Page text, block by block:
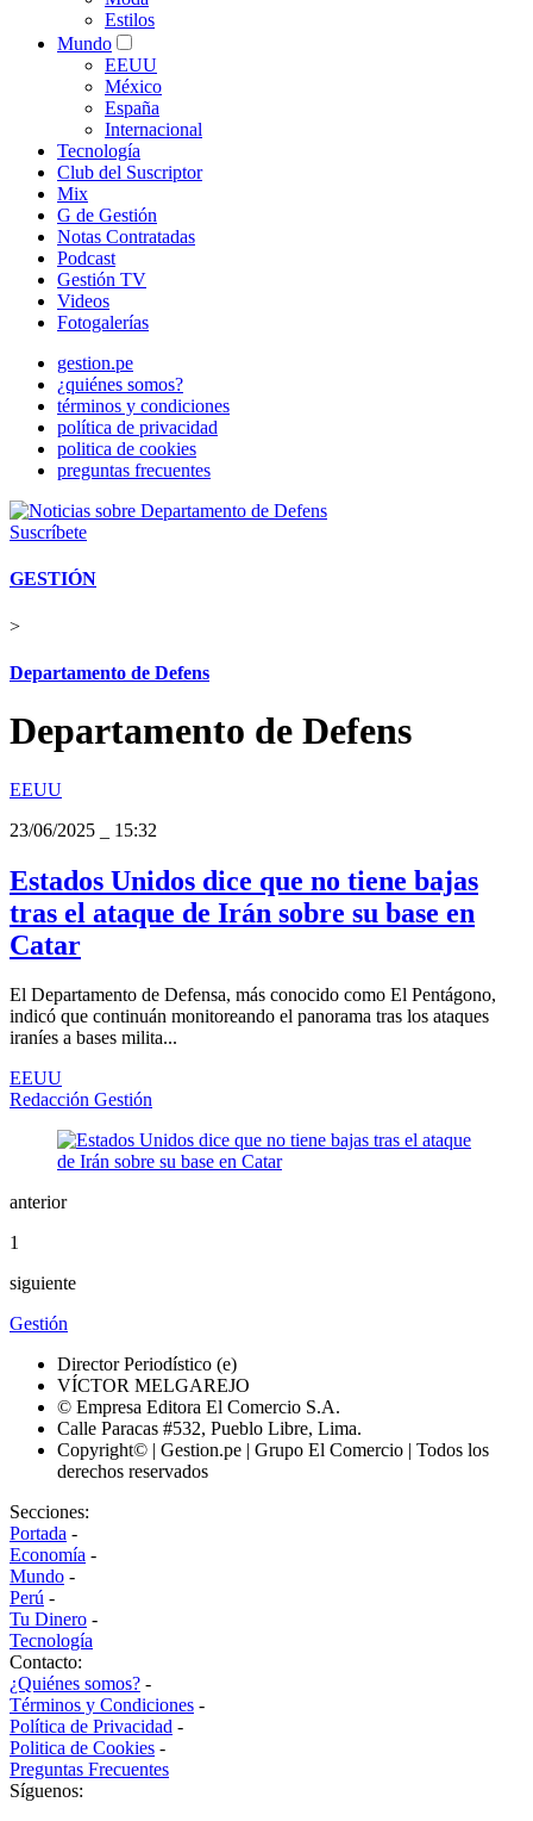
Estilos
Mundo
EEUU
México
España
Internacional
Tecnología
Club del Suscriptor
Mix
G de Gestión
Notas Contratadas
Podcast
Gestión TV
Videos
Fotogalerías
gestion.pe
¿quiénes somos?
términos y condiciones
política de privacidad
politica de cookies
preguntas frecuentes
Suscríbete
GESTIÓN
>
Departamento de Defens
Departamento de Defens
EEUU
23/06/2025
15:32
Estados Unidos dice que no tiene bajas
tras el ataque de Irán sobre su base en
Catar
El Departamento de Defensa, más conocido como El Pentágono,
indicó que continuán monitoreando el panorama tras los ataques
iraníes a bases milita...
EEUU
Redacción Gestión
anterior
1
siguiente
Gestión
Director Periodístico (e)
VÍCTOR MELGAREJO
© Empresa Editora El Comercio S.A.
Calle Paracas #532, Pueblo Libre, Lima.
Copyright© | Gestion.pe | Grupo El Comercio | Todos los
derechos reservados
Secciones:
Portada -
Economía -
Mundo -
Perú -
Tu Dinero -
Tecnología
Contacto:
¿Quiénes somos? -
Términos y Condiciones -
Política de Privacidad -
Politica de Cookies -
Preguntas Frecuentes
Síguenos: